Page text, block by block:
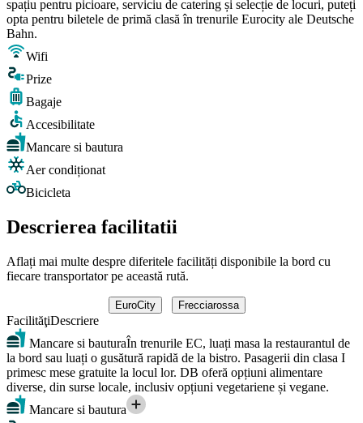
spațiu pentru picioare, serviciu de catering și selecție de locuri, puteți
opta pentru biletele de primă clasă în trenurile Eurocity ale Deutsche
Bahn.
Wifi
Prize
Bagaje
Accesibilitate
Mancare si bautura
Aer condiționat
Bicicleta
Descrierea facilitatii
Aflați mai multe despre diferitele facilități disponibile la bord cu
fiecare transportator pe această rută.
EuroCity Frecciarossa
FacilităţiDescriere
Mancare si bauturaÎn trenurile EC, luați masa la restaurantul de
la bord sau luați o gusătură rapidă de la bistro. Pasagerii din clasa I
primesc mese gratuite la locul lor. DB oferă opțiuni alimentare
diverse, din surse locale, inclusiv opțiuni vegetariene și vegane.
Mancare si bautura